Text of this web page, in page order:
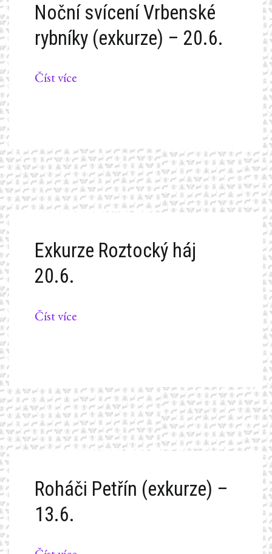
Noční svícení Vrbenské
rybníky (exkurze) – 20.6.
Číst více
Exkurze Roztocký háj
20.6.
Číst více
Roháči Petřín (exkurze) –
13.6.